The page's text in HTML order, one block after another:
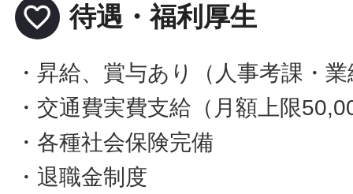
favorite_border 待遇・福利厚生
・昇給、賞与あり（人事考課・
・交通費実費支給（月額上限
・各種社会保険完備
・退職金制度